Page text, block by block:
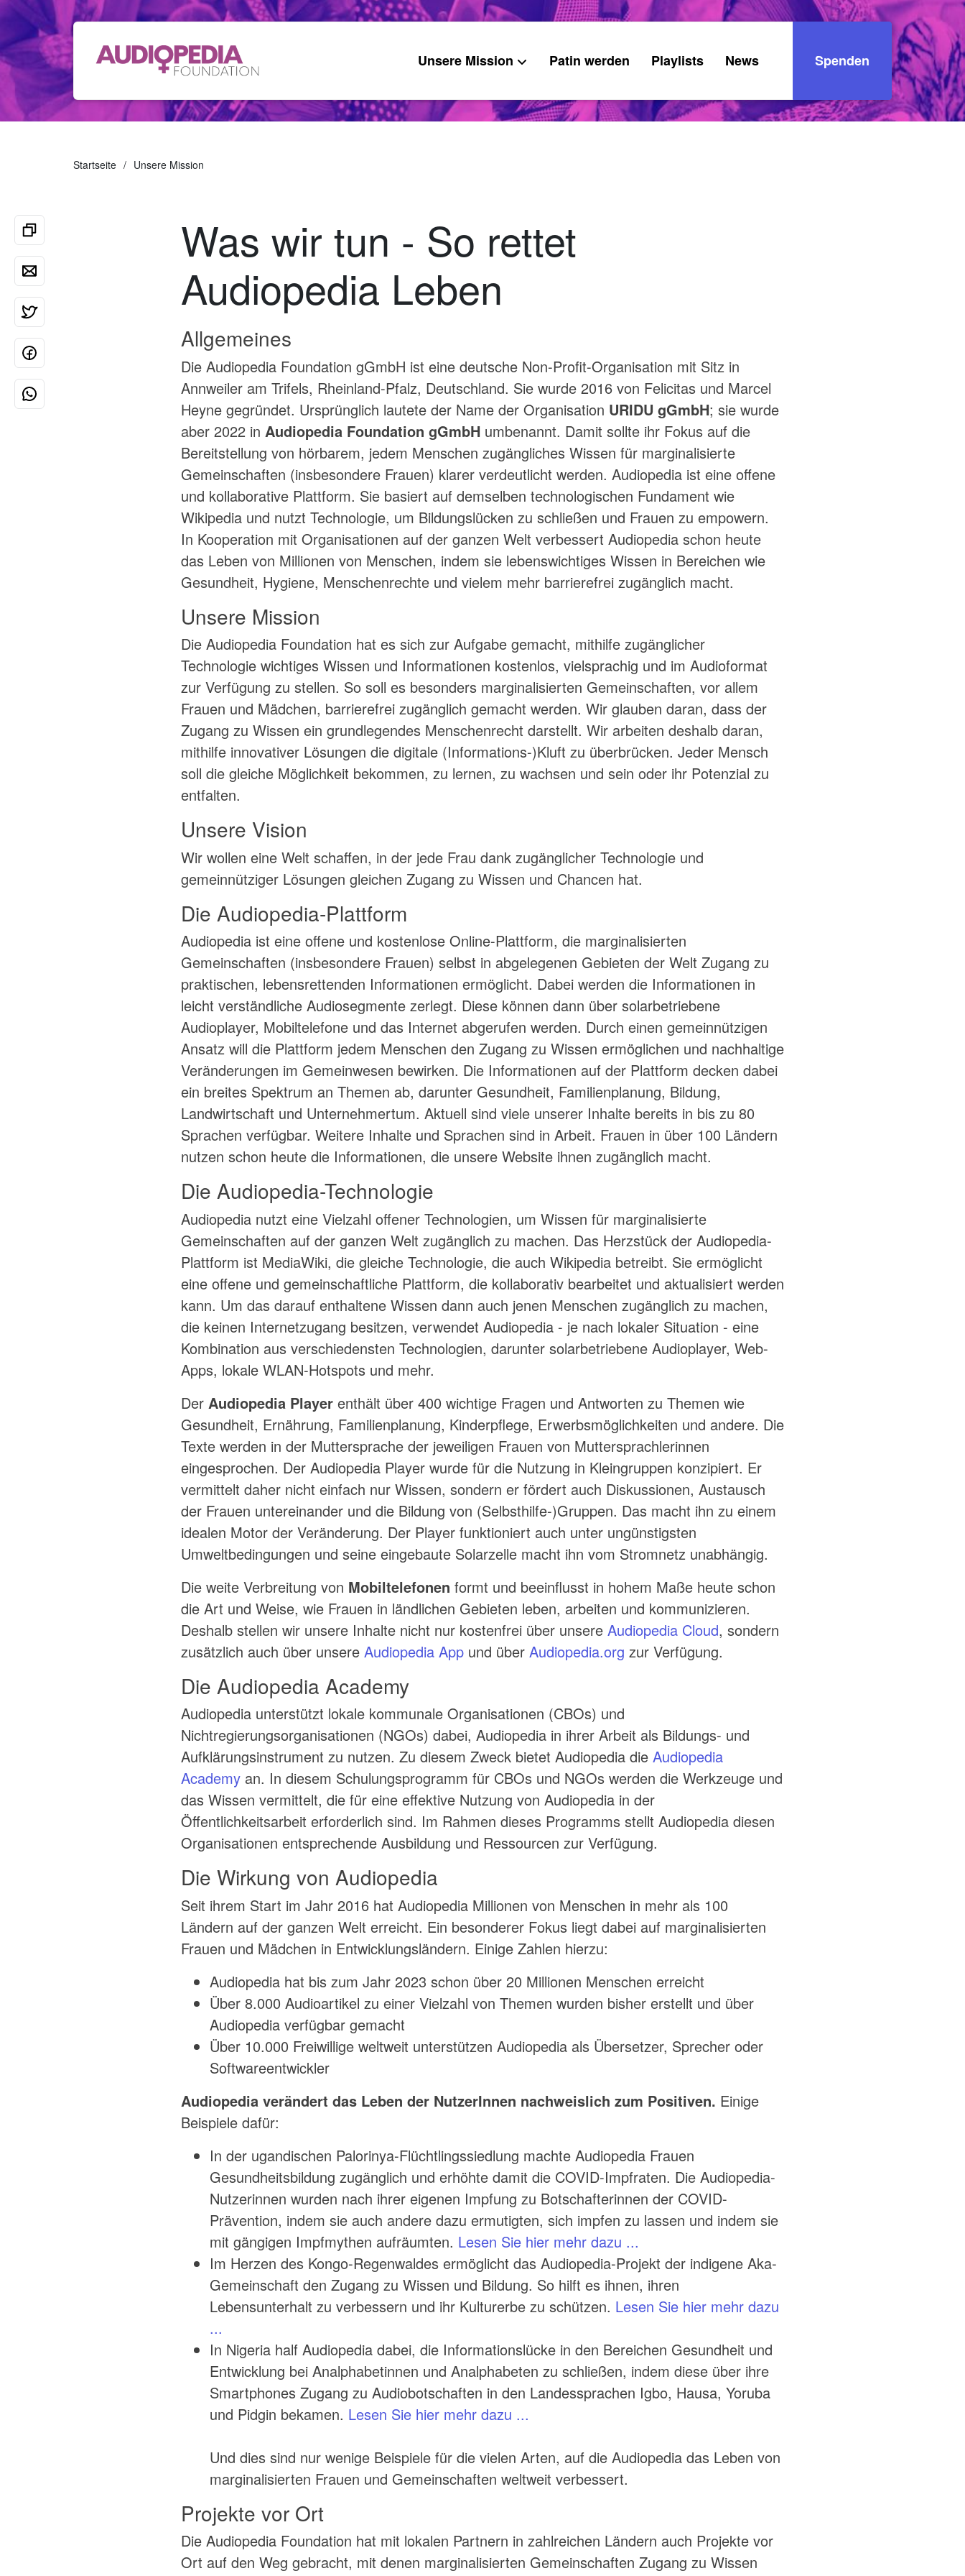
Unsere Mission Patin werden Playlists News Spenden
Startseite Unsere Mission
Was wir tun - So rettet
Audiopedia Leben
Allgemeines
Die Audiopedia Foundation gGmbH ist eine deutsche Non-Profit-Organisation mit Sitz in
Annweiler am Trifels, Rheinland-Pfalz, Deutschland. Sie wurde 2016 von Felicitas und Marcel
Heyne gegründet. Ursprünglich lautete der Name der Organisation URIDU gGmbH; sie wurde
aber 2022 in Audiopedia Foundation gGmbH umbenannt. Damit sollte ihr Fokus auf die
Bereitstellung von hörbarem, jedem Menschen zugängliches Wissen für marginalisierte
Gemeinschaften (insbesondere Frauen) klarer verdeutlicht werden. Audiopedia ist eine offene
und kollaborative Plattform. Sie basiert auf demselben technologischen Fundament wie
Wikipedia und nutzt Technologie, um Bildungslücken zu schließen und Frauen zu empowern.
In Kooperation mit Organisationen auf der ganzen Welt verbessert Audiopedia schon heute
das Leben von Millionen von Menschen, indem sie lebenswichtiges Wissen in Bereichen wie
Gesundheit, Hygiene, Menschenrechte und vielem mehr barrierefrei zugänglich macht.
Unsere Mission
Die Audiopedia Foundation hat es sich zur Aufgabe gemacht, mithilfe zugänglicher
Technologie wichtiges Wissen und Informationen kostenlos, vielsprachig und im Audioformat
zur Verfügung zu stellen. So soll es besonders marginalisierten Gemeinschaften, vor allem
Frauen und Mädchen, barrierefrei zugänglich gemacht werden. Wir glauben daran, dass der
Zugang zu Wissen ein grundlegendes Menschenrecht darstellt. Wir arbeiten deshalb daran,
mithilfe innovativer Lösungen die digitale (Informations-)Kluft zu überbrücken. Jeder Mensch
soll die gleiche Möglichkeit bekommen, zu lernen, zu wachsen und sein oder ihr Potenzial zu
entfalten.
Unsere Vision
Wir wollen eine Welt schaffen, in der jede Frau dank zugänglicher Technologie und
gemeinnütziger Lösungen gleichen Zugang zu Wissen und Chancen hat.
Die Audiopedia-Plattform
Audiopedia ist eine offene und kostenlose Online-Plattform, die marginalisierten
Gemeinschaften (insbesondere Frauen) selbst in abgelegenen Gebieten der Welt Zugang zu
praktischen, lebensrettenden Informationen ermöglicht. Dabei werden die Informationen in
leicht verständliche Audiosegmente zerlegt. Diese können dann über solarbetriebene
Audioplayer, Mobiltelefone und das Internet abgerufen werden. Durch einen gemeinnützigen
Ansatz will die Plattform jedem Menschen den Zugang zu Wissen ermöglichen und nachhaltige
Veränderungen im Gemeinwesen bewirken. Die Informationen auf der Plattform decken dabei
ein breites Spektrum an Themen ab, darunter Gesundheit, Familienplanung, Bildung,
Landwirtschaft und Unternehmertum. Aktuell sind viele unserer Inhalte bereits in bis zu 80
Sprachen verfügbar. Weitere Inhalte und Sprachen sind in Arbeit. Frauen in über 100 Ländern
nutzen schon heute die Informationen, die unsere Website ihnen zugänglich macht.
Die Audiopedia-Technologie
Audiopedia nutzt eine Vielzahl offener Technologien, um Wissen für marginalisierte
Gemeinschaften auf der ganzen Welt zugänglich zu machen. Das Herzstück der Audiopedia-
Plattform ist MediaWiki, die gleiche Technologie, die auch Wikipedia betreibt. Sie ermöglicht
eine offene und gemeinschaftliche Plattform, die kollaborativ bearbeitet und aktualisiert werden
kann. Um das darauf enthaltene Wissen dann auch jenen Menschen zugänglich zu machen,
die keinen Internetzugang besitzen, verwendet Audiopedia - je nach lokaler Situation - eine
Kombination aus verschiedensten Technologien, darunter solarbetriebene Audioplayer, Web-
Apps, lokale WLAN-Hotspots und mehr.
Der Audiopedia Player enthält über 400 wichtige Fragen und Antworten zu Themen wie
Gesundheit, Ernährung, Familienplanung, Kinderpflege, Erwerbsmöglichkeiten und andere. Die
Texte werden in der Muttersprache der jeweiligen Frauen von Muttersprachlerinnen
eingesprochen. Der Audiopedia Player wurde für die Nutzung in Kleingruppen konzipiert. Er
vermittelt daher nicht einfach nur Wissen, sondern er fördert auch Diskussionen, Austausch
der Frauen untereinander und die Bildung von (Selbsthilfe-)Gruppen. Das macht ihn zu einem
idealen Motor der Veränderung. Der Player funktioniert auch unter ungünstigsten
Umweltbedingungen und seine eingebaute Solarzelle macht ihn vom Stromnetz unabhängig.
Die weite Verbreitung von Mobiltelefonen formt und beeinflusst in hohem Maße heute schon
die Art und Weise, wie Frauen in ländlichen Gebieten leben, arbeiten und kommunizieren.
Deshalb stellen wir unsere Inhalte nicht nur kostenfrei über unsere Audiopedia Cloud, sondern
zusätzlich auch über unsere Audiopedia App und über Audiopedia.org zur Verfügung.
Die Audiopedia Academy
Audiopedia unterstützt lokale kommunale Organisationen (CBOs) und
Nichtregierungsorganisationen (NGOs) dabei, Audiopedia in ihrer Arbeit als Bildungs- und
Aufklärungsinstrument zu nutzen. Zu diesem Zweck bietet Audiopedia die Audiopedia
Academy an. In diesem Schulungsprogramm für CBOs und NGOs werden die Werkzeuge und
das Wissen vermittelt, die für eine effektive Nutzung von Audiopedia in der
Öffentlichkeitsarbeit erforderlich sind. Im Rahmen dieses Programms stellt Audiopedia diesen
Organisationen entsprechende Ausbildung und Ressourcen zur Verfügung.
Die Wirkung von Audiopedia
Seit ihrem Start im Jahr 2016 hat Audiopedia Millionen von Menschen in mehr als 100
Ländern auf der ganzen Welt erreicht. Ein besonderer Fokus liegt dabei auf marginalisierten
Frauen und Mädchen in Entwicklungsländern. Einige Zahlen hierzu:
Audiopedia hat bis zum Jahr 2023 schon über 20 Millionen Menschen erreicht
Über 8.000 Audioartikel zu einer Vielzahl von Themen wurden bisher erstellt und über
Audiopedia verfügbar gemacht
Über 10.000 Freiwillige weltweit unterstützen Audiopedia als Übersetzer, Sprecher oder
Softwareentwickler
Audiopedia verändert das Leben der NutzerInnen nachweislich zum Positiven. Einige
Beispiele dafür:
In der ugandischen Palorinya-Flüchtlingssiedlung machte Audiopedia Frauen
Gesundheitsbildung zugänglich und erhöhte damit die COVID-Impfraten. Die Audiopedia-
Nutzerinnen wurden nach ihrer eigenen Impfung zu Botschafterinnen der COVID-
Prävention, indem sie auch andere dazu ermutigten, sich impfen zu lassen und indem sie
mit gängigen Impfmythen aufräumten. Lesen Sie hier mehr dazu ...
Im Herzen des Kongo-Regenwaldes ermöglicht das Audiopedia-Projekt der indigene Aka-
Gemeinschaft den Zugang zu Wissen und Bildung. So hilft es ihnen, ihren
Lebensunterhalt zu verbessern und ihr Kulturerbe zu schützen. Lesen Sie hier mehr dazu
...
In Nigeria half Audiopedia dabei, die Informationslücke in den Bereichen Gesundheit und
Entwicklung bei Analphabetinnen und Analphabeten zu schließen, indem diese über ihre
Smartphones Zugang zu Audiobotschaften in den Landessprachen Igbo, Hausa, Yoruba
und Pidgin bekamen. Lesen Sie hier mehr dazu ...
Und dies sind nur wenige Beispiele für die vielen Arten, auf die Audiopedia das Leben von
marginalisierten Frauen und Gemeinschaften weltweit verbessert.
Projekte vor Ort
Die Audiopedia Foundation hat mit lokalen Partnern in zahlreichen Ländern auch Projekte vor
Ort auf den Weg gebracht, mit denen marginalisierten Gemeinschaften Zugang zu Wissen